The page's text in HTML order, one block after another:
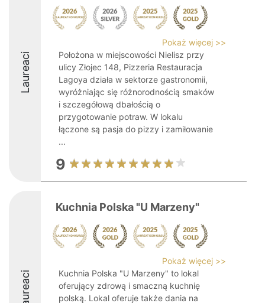
Laureaci
Pokaż więcej >>
Położona w miejscowości Nielisz przy
ulicy Złojec 148, Pizzeria Restauracja
Lagoya działa w sektorze gastronomii,
wyróżniając się różnorodnością smaków
i szczegółową dbałością o
przygotowanie potraw. W lokalu
łączone są pasja do pizzy i zamiłowanie
...
9
Laureaci
Kuchnia Polska "U Marzeny"
Pokaż więcej >>
Kuchnia Polska "U Marzeny" to lokal
oferujący zdrową i smaczną kuchnię
polską. Lokal oferuje także dania na